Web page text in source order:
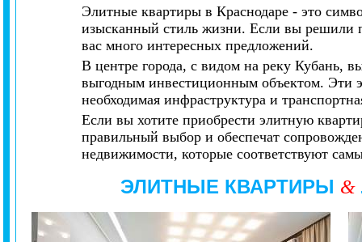
Элитные квартиры в Краснодаре - это
изысканный стиль жизни. Если вы решили
вас много интересных предложений.
В центре города, с видом на реку Кубань,
выгодным инвестиционным объектом. Эти
необходимая инфраструктура и
Если вы хотите приобрести элитную
правильный выбор и обеспечат
недвижимости, которые соответствуют
ЭЛИТНЫЕ КВАРТИРЫ &